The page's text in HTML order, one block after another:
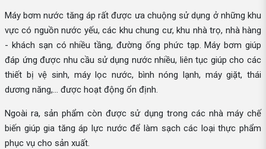
Máy bơm nước tăng áp rất được ưa chuộng sử dụng ở những khu
vực có nguồn nước yếu, các khu chung cư, khu nhà trọ, nhà hàng
- khách sạn có nhiều tầng, đường ống phức tạp. Máy bơm giúp
đáp ứng được nhu cầu sử dụng nước nhiều, liên tục giúp cho các
thiết bị vệ sinh, máy lọc nước, bình nóng lạnh, máy giặt, thái
dương năng,... được hoạt động ổn định.
Ngoài ra, sản phẩm còn được sử dụng trong các nhà máy chế
biến giúp gia tăng áp lực nước để làm sạch các loại thực phẩm
phục vụ cho sản xuất.